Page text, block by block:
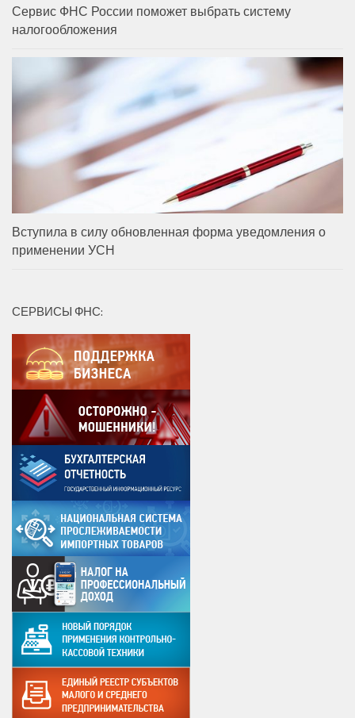
Сервис ФНС России поможет выбрать систему
налогообложения
Вступила в силу обновленная форма уведомления о
применении УСН
СЕРВИСЫ ФНС: